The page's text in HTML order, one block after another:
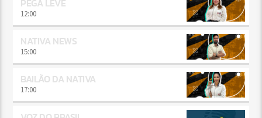
12:00
NATIVA NEWS
15:00
BAILÃO DA NATIVA
17:00